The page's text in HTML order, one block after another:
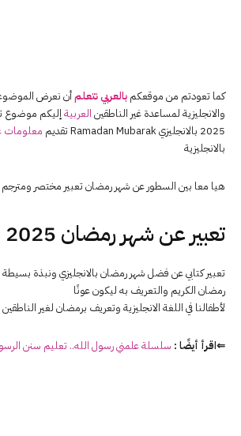
كما تعودتم من موقعكم بالعربي نتعلمأن نعرض
والانجليزية لمساعدة غير الناطقين العربية إليكم موضوع
2025 بالانجليزي Ramadan Mubarak تقديم
معلومات
بالانجليزية
هيا معا بين السطور عن شهر رمضان تعبير مختصر ومترجم
تعبير عن شهر رمضان 2025 بالانجليزي
تعبير كتابي عن فضل شهر رمضان بالانجليزي ونبذة بسيطة
رمضان الكريم والتعريف به ليكون عونًا
لأطفالنا في اللغة الانجليزية وتعريف برمضان لغير الناطقين
⇐اقرأ أيضًا : سلسلة علمني رسول الله.. تعليم سنن